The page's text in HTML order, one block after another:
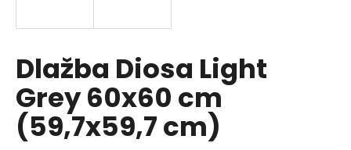
Dlažba Diosa Light
Grey 60x60 cm
(59,7x59,7 cm)
í
t
?